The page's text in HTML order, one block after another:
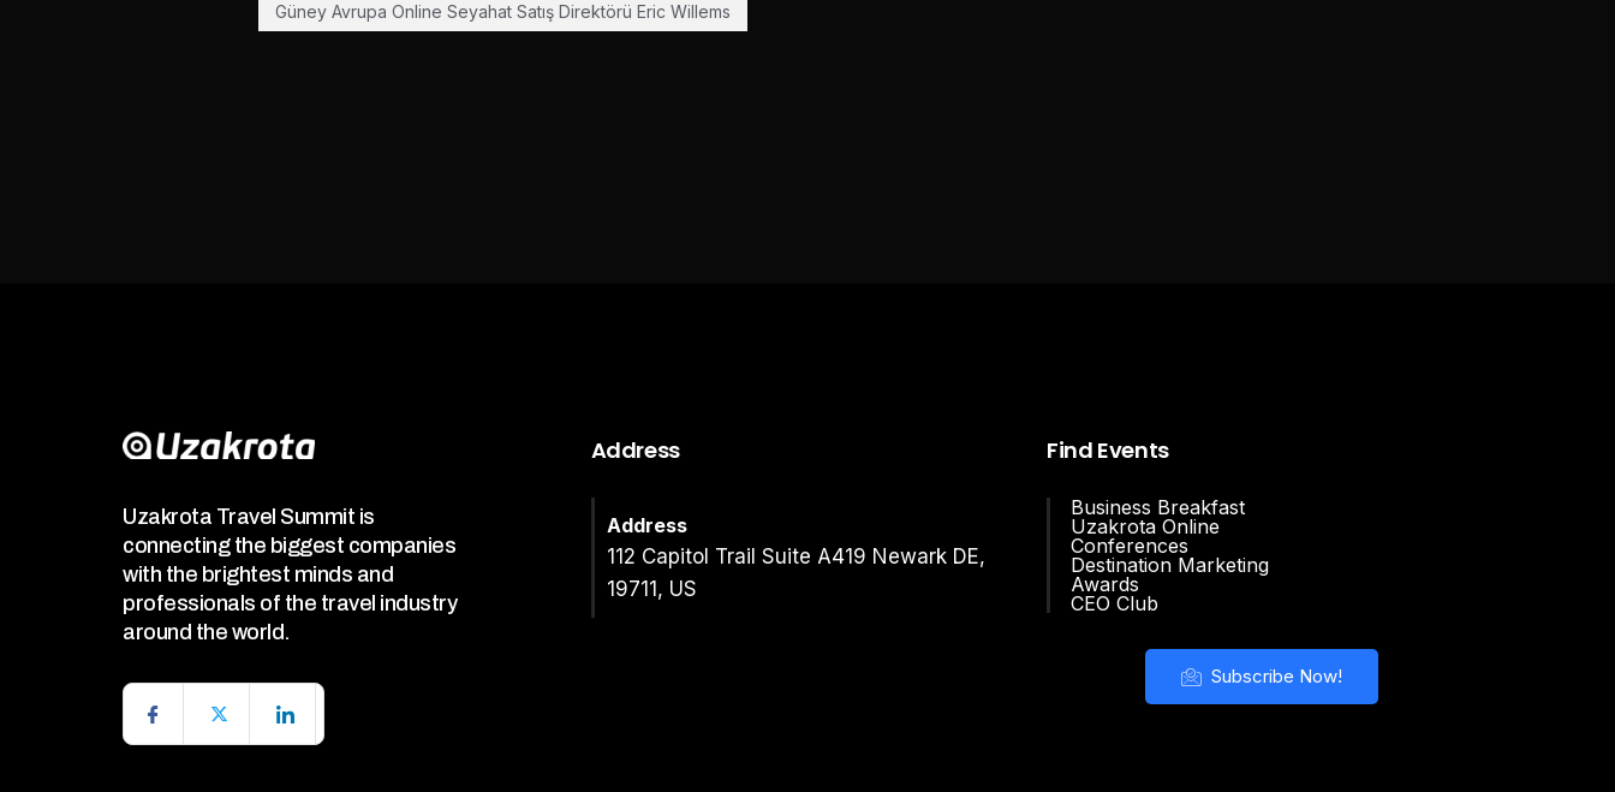
Güney Avrupa Online Seyahat Satış Direktörü Eric Willems
Uzakrota Travel Summit is
connecting the biggest companies
with the brightest minds and
professionals of the travel industry
around the world.
Address
Address
112 Capitol Trail Suite A419 Newark DE,
19711, US
Find Events
Business Breakfast
Uzakrota Online
Conferences
Destination Marketing
Awards
CEO Club
Subscribe Now!